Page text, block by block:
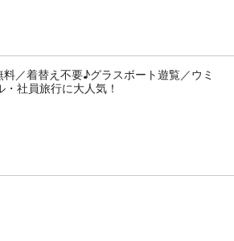
／着替え不要♪グラスボート遊覧／ウミ
社員旅行に大人気！